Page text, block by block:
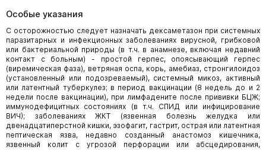
Особые указания
С осторожностью следует назначать дексаметазон при системных
паразитарных и инфекционных заболеваниях вирусной, грибковой
или бактериальной природы (в т.ч. в анамнезе, включая недавний
контакт с больным) - простой герпес, опоясывающий герпес
(виремическая фаза), ветряная оспа, корь, амебиаз, стронгилоидоз
(установленный или подозреваемый), системный микоз, активный
или латентный туберкулез; в период вакцинации (8 недель до и 2
недели после вакцинации), при лимфадените после прививки БЦЖ;
иммунодефицитных состояниях (в т.ч. СПИД или инфицирование
ВИЧ); заболеваниях ЖКТ (язвенная болезнь желудка или
двенадцатиперстной кишки, эзофагит, гастрит, острая или латентная
пептическая язва, недавно созданный анастомоз кишечника,
язвенный колит с угрозой перфорации или абсцедирования,